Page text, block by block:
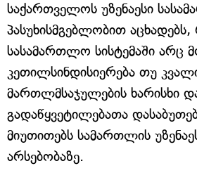
საქართველოს უზენაესი
პასუხისმგებლობით
სასამართლო სისტემაში არც
კეთილსინდისიერება თუ
მართლმსაჯულების ხარისხი
გადაწყვეტილებათა
მიუთითებს სამართლის
არსებობაზე.